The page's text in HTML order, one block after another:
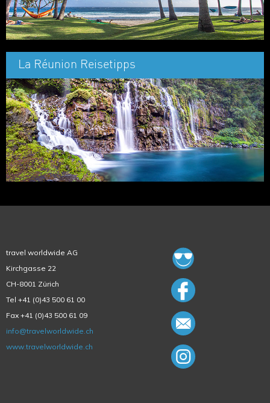
La Réunion Reisetipps
travel worldwide AG
Kirchgasse 22
CH-8001 Zürich
Tel +41 (0)43 500 61 00
Fax +41 (0)43 500 61 09
info@travelworldwide.ch
www.travelworldwide.ch